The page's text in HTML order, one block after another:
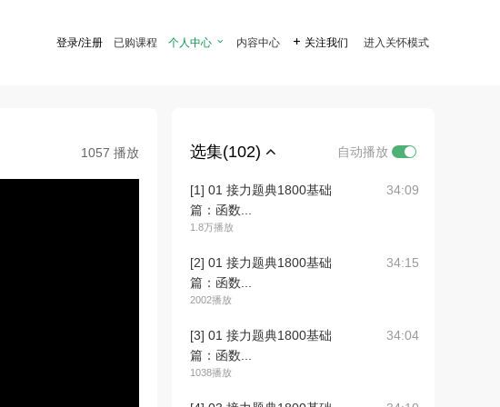
登录/注册 已购课程 个人中心  内容中心  关注我们 进入关怀模式
1057 播放 选集(102) 自动播放
[1] 01 接力题典1800基础
篇：函数...
1.8万播放
34:09
[2] 01 接力题典1800基础
篇：函数...
2002播放
34:15
[3] 01 接力题典1800基础
篇：函数...
1038播放
34:04